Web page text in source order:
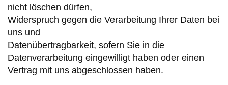
nicht löschen dürfen,
Widerspruch gegen die Verarbeitung Ihrer Daten bei
uns und
Datenübertragbarkeit, sofern Sie in die
Datenverarbeitung eingewilligt haben oder einen
Vertrag mit uns abgeschlossen haben.